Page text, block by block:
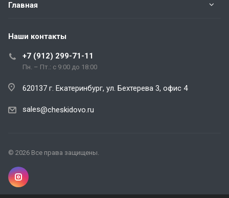
Главная
Наши контакты
+7 (912) 299-71-11
Пн. – Пт.: с 9:00 до 18:00
620137 г. Екатеринбург, ул. Бехтерева 3, офис 4
sales@cheskidovo.ru
© 2026 Все права защищены.